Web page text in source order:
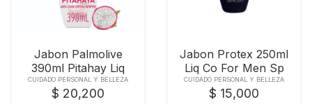
Jabon Palmolive
390ml Pitahay Liq
CUIDADO PERSONAL Y BELLEZA
$ 20,200
Jabon Protex 250ml
Liq Co For Men Sp
CUIDADO PERSONAL Y BELLEZA
$ 15,000